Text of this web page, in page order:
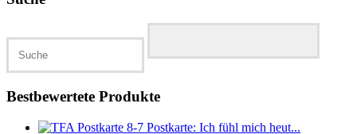
nach:
Bestbewertete Produkte
Postkarte: Ich fühl mich heut...